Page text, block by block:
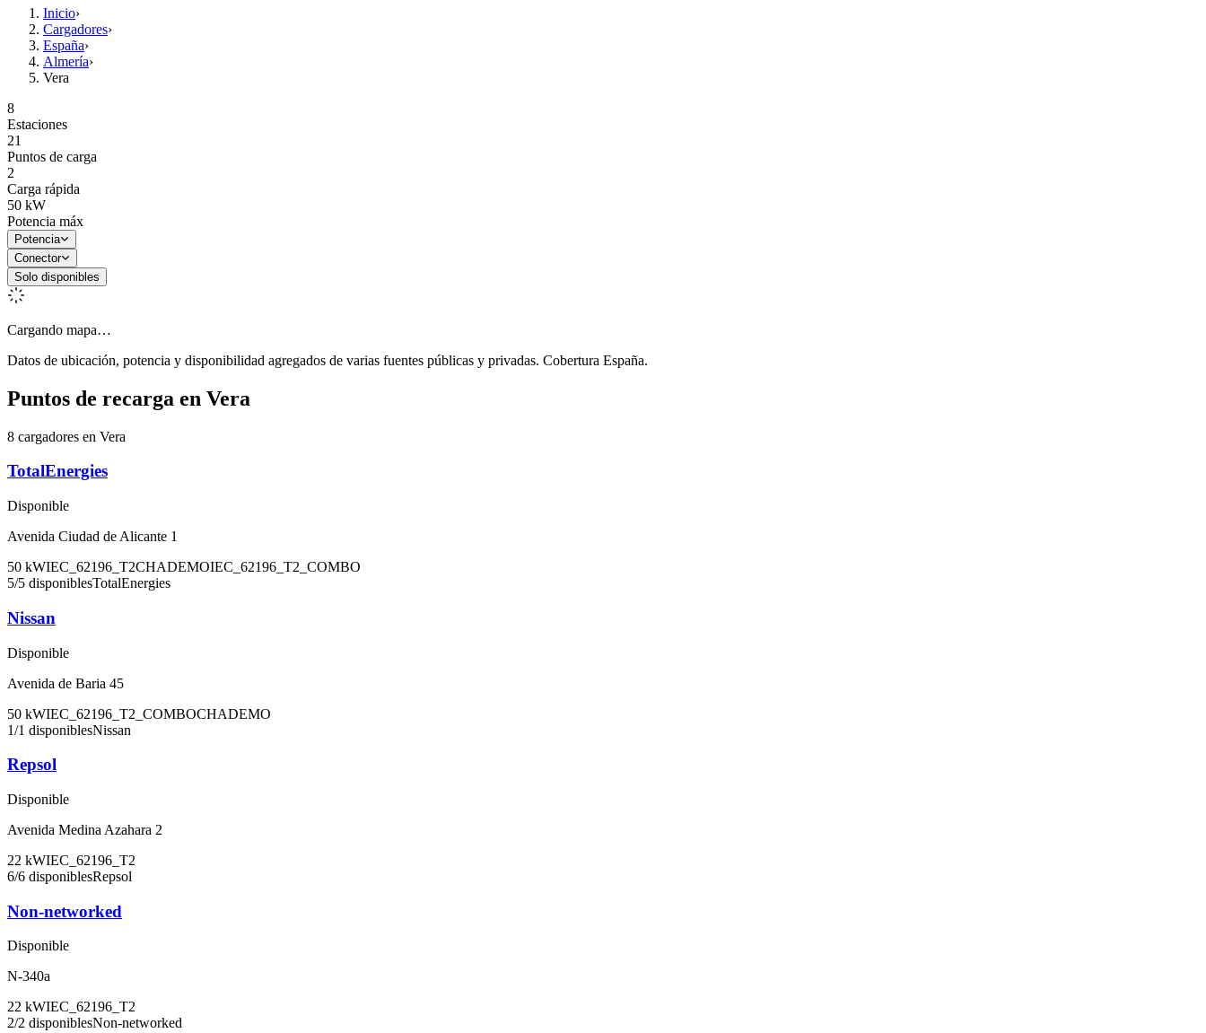
Inicio›
Cargadores›
España›
Almería›
Vera
8
Estaciones
21
Puntos de carga
2
Carga rápida
50 kW
Potencia máx
Potencia
Conector
Solo disponibles
Cargando mapa…
Datos de ubicación, potencia y disponibilidad agregados de varias fuentes públicas y privadas. Cobertura España.
Puntos de recarga en Vera
8 cargadores en Vera
TotalEnergies
Disponible
Avenida Ciudad de Alicante 1
50 kWIEC_62196_T2CHADEMOIEC_62196_T2_COMBO
5/5 disponiblesTotalEnergies
Nissan
Disponible
Avenida de Baria 45
50 kWIEC_62196_T2_COMBOCHADEMO
1/1 disponiblesNissan
Repsol
Disponible
Avenida Medina Azahara 2
22 kWIEC_62196_T2
6/6 disponiblesRepsol
Non-networked
Disponible
N-340a
22 kWIEC_62196_T2
2/2 disponiblesNon-networked